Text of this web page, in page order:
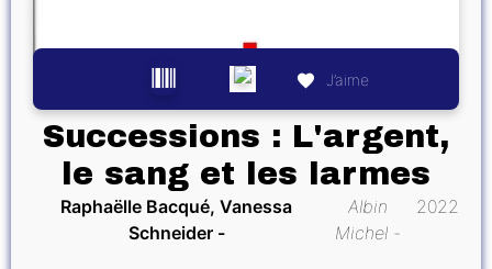
J’aime
Successions : L'argent,
le sang et les larmes
Raphaëlle Bacqué, Vanessa
Schneider
Albin
Michel
2022